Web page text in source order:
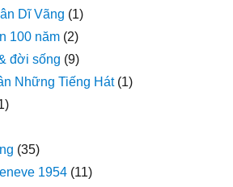
Dĩ Vãng (1)
100 năm (2)
đời sống (9)
Những Tiếng Hát(1)
(35)
1954 (11)